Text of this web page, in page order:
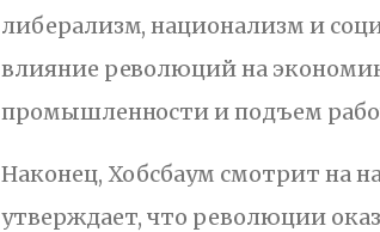
либерализм, национализм и
влияние революций на
промышленности и подъем
Наконец, Хобсбаум смотрит на
утверждает, что революции